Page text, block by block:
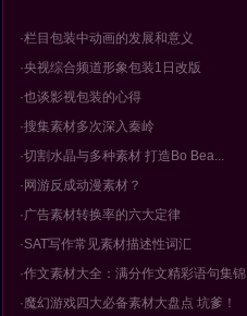
·栏目包装中动画的发展和意义
·央视综合频道形象包装1日改版
·也谈影视包装的心得
·搜集素材多次深入秦岭
·切割水晶与多种素材 打造Bo Bea...
·网游反成动漫素材？
·广告素材转换率的六大定律
·SAT写作常见素材描述性词汇
·作文素材大全：满分作文精彩语句集锦
·魔幻游戏四大必备素材大盘点 坑爹！